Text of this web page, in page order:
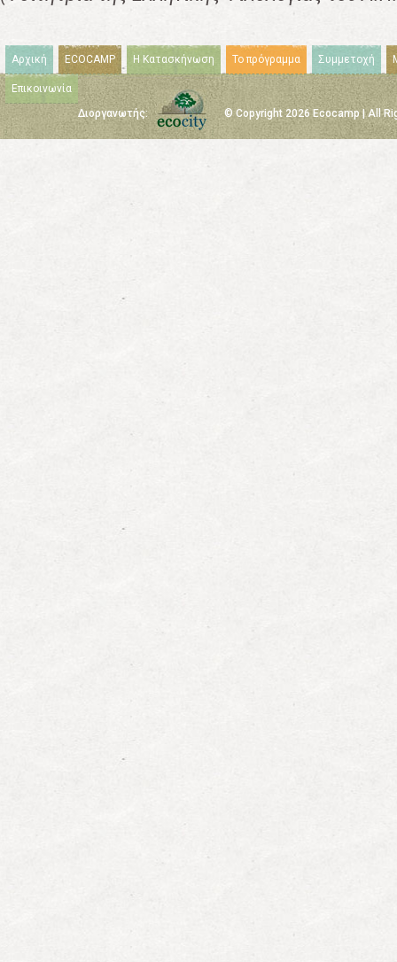
Αρχική ECOCAMP Η Κατασκήνωση Το πρόγραμμα Συμμετοχή
Επικοινωνία
Διοργανωτής:
© Copyright 2026 Ecocamp | All